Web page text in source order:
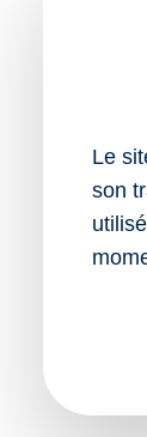
Le
son